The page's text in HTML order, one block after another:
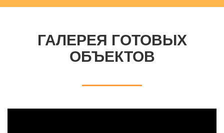
ГАЛЕРЕЯ ГОТОВЫХ
ОБЪЕКТОВ